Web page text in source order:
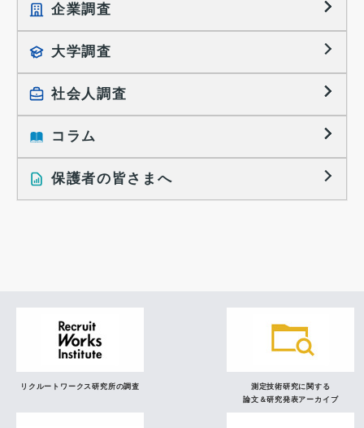
就職プロセス調査
就職活動TOPICS
大学生の実態調査
働きたい組織の特徴
大学生の地域間移動レポート
就職活動に関するレポート
企業調査
採用に関する調査
採用活動に関するレポート
大学調査
社会人調査
就職活動と入社後の就業
就業レディネス研究
コラム
インタビュー記事
保護者の皆さまへ
リクルートワークス研究所の調査
測定技術研究に関する
論文＆研究発表アーカイブ